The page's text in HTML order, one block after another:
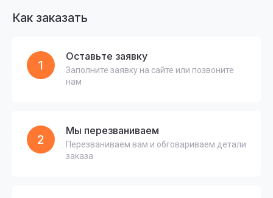
Как заказать
1
Оставьте заявку
Заполните заявку на сайте или позвоните
нам
2
Мы перезваниваем
Перезваниваем вам и обговариваем детали
заказа